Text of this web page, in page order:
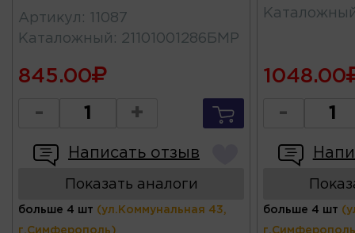
Артикул :
11087
Каталожный : 21101001286БМР
845.00
- +
Написать отзыв
Показать аналоги
больше 4 шт (ул.Коммунальная 43,
г.Симферополь)
1048.00
-
больше 4 шт